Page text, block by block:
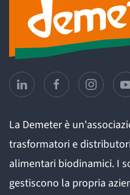
La Demeter è
trasformatori e
alimentari biodinamici. I
gestiscono la propria